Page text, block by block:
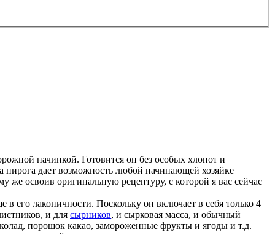
начинкой. Готовится он без особых хлопот и
пирога дает возможность любой начинающей хозяйке
же освоив оригинальную рецептуру, с которой я вас сейчас
его лаконичности. Поскольку он включает в себя только 4
и для сырников, и сырковая масса, и обычный
порошок какао, замороженные фрукты и ягоды и т.д.